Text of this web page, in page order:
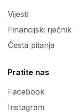
Vijesti
Financijski rječnik
Česta pitanja
Pratite nas
Facebook
Instagram